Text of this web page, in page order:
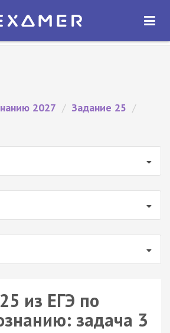
ЕГЭ 2027
ОТКРЫТЬ
2027 / Задание 25 /
из ЕГЭ по
задача 3